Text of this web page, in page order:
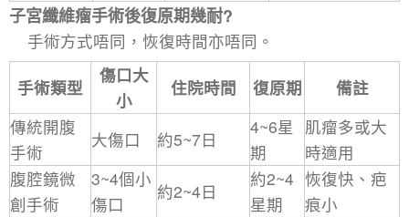
子宮纖維瘤手術後復原期幾耐?
手術方式唔同，恢復時間亦唔同。
手術類型
傷口大
小
住院時間 復原期
備註
傳統開腹
手術
大傷口 約5~7日
4~6星
期
肌瘤多或大
時適用
腹腔鏡微
創手術
3~4個小
傷口
約2~4日
約2~4
星期
恢復快、疤
痕小